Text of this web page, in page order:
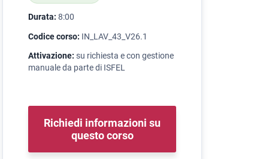
Durata: 8:00
Codice corso: IN_LAV_43_V26.1
Attivazione: su richiesta e con gestione
manuale da parte di ISFEL
Richiedi informazioni su
questo corso